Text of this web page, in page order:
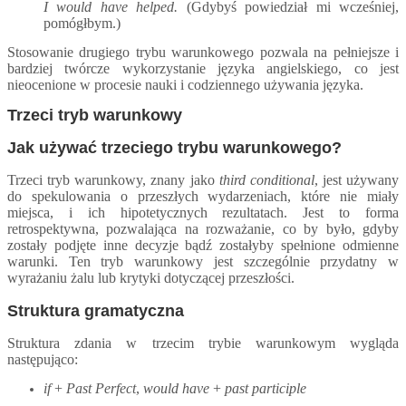
I would have helped. (Gdybyś powiedział mi wcześniej,
pomógłbym.)
Stosowanie drugiego trybu warunkowego pozwala na pełniejsze i
bardziej twórcze wykorzystanie języka angielskiego, co jest
nieocenione w procesie nauki i codziennego używania języka.
Trzeci tryb warunkowy
Jak używać trzeciego trybu warunkowego?
Trzeci tryb warunkowy, znany jako third conditional, jest używany
do spekulowania o przeszłych wydarzeniach, które nie miały
miejsca, i ich hipotetycznych rezultatach. Jest to forma
retrospektywna, pozwalająca na rozważanie, co by było, gdyby
zostały podjęte inne decyzje bądź zostałyby spełnione odmienne
warunki. Ten tryb warunkowy jest szczególnie przydatny w
wyrażaniu żalu lub krytyki dotyczącej przeszłości.
Struktura gramatyczna
Struktura zdania w trzecim trybie warunkowym wygląda
następująco:
if+ Past Perfect, would have + past participle